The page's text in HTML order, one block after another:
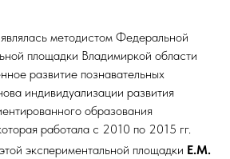
являлась методистом Федеральной
площадки Владимиркой области
развитие познавательных
индивидуализации развития
образования
работала с 2010 по 2015 гг.
экспериментальной площадки Е.М.